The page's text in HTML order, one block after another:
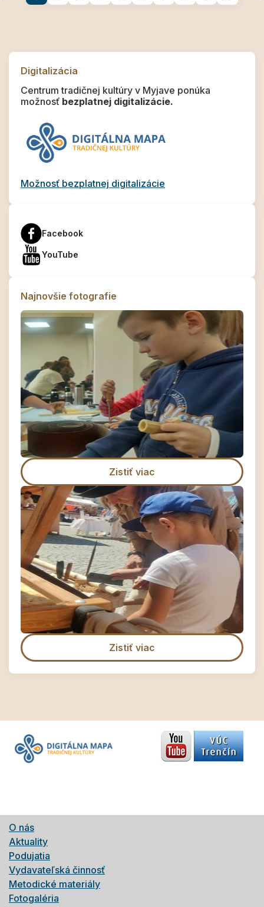
Digitalizácia
Centrum tradičnej kultúry v Myjave ponúka
možnosť bezplatnej digitalizácie.
Možnosť bezplatnej digitalizácie
Facebook
YouTube
Najnovšie fotografie
Zistiť viac
Zistiť viac
O nás
Aktuality
Podujatia
Vydavateľská činnosť
Metodické materiály
Fotogaléria